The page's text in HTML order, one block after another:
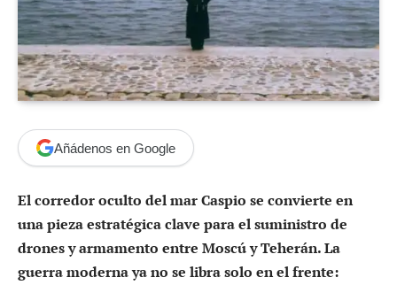
Añádenos en Google
El corredor oculto del mar Caspio se convierte en
una pieza estratégica clave para el suministro de
drones y armamento entre Moscú y Teherán. La
guerra moderna ya no se libra solo en el frente: